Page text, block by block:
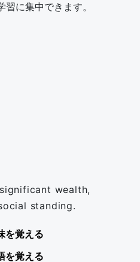
に集中できます。
wealth,
standing.
を覚える
を覚える